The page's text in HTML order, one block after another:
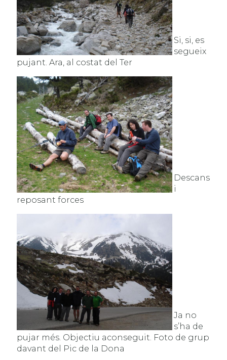
Si, si, es
segueix
pujant. Ara, al costat del Ter
Descans
i
reposant forces
Ja no
s’ha de
pujar més. Objectiu aconseguit. Foto de grup
davant del Pic de la Dona